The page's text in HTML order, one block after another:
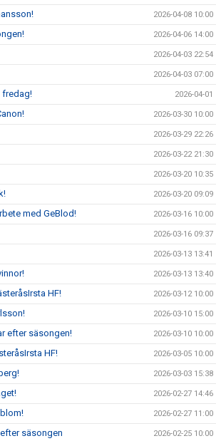
2026-04-08 10:00
2026-04-06 14:00
2026-04-03 22:54
2026-04-03 07:00
fredag! 2026-04-01
2026-03-30 10:00
2026-03-29 22:26
2026-03-22 21:30
2026-03-20 10:35
2026-03-20 09:09
med GeBlod! 2026-03-16 10:00
2026-03-16 09:37
2026-03-13 13:41
2026-03-13 13:40
HF! 2026-03-12 10:00
2026-03-10 15:00
efter säsongen! 2026-03-10 10:00
HF! 2026-03-05 10:00
2026-03-03 15:38
2026-02-27 14:46
2026-02-27 11:00
säsongen 2026-02-25 10:00